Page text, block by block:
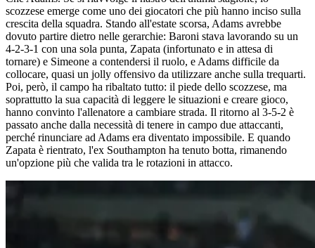
scozzese emerge come uno dei giocatori che più hanno inciso sulla
crescita della squadra. Stando all'estate scorsa, Adams avrebbe
dovuto partire dietro nelle gerarchie: Baroni stava lavorando su un
4-2-3-1 con una sola punta, Zapata (infortunato e in attesa di
tornare) e Simeone a contendersi il ruolo, e Adams difficile da
collocare, quasi un jolly offensivo da utilizzare anche sulla trequarti.
Poi, però, il campo ha ribaltato tutto: il piede dello scozzese, ma
soprattutto la sua capacità di leggere le situazioni e creare gioco,
hanno convinto l'allenatore a cambiare strada. Il ritorno al 3-5-2 è
passato anche dalla necessità di tenere in campo due attaccanti,
perché rinunciare ad Adams era diventato impossibile. E quando
Zapata è rientrato, l'ex Southampton ha tenuto botta, rimanendo
un'opzione più che valida tra le rotazioni in attacco.